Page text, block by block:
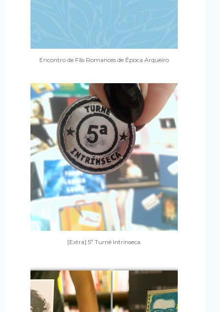
Encontro de Fãs Romances de Época Arqueiro
[Extra] 5ª Turnê Intrínseca